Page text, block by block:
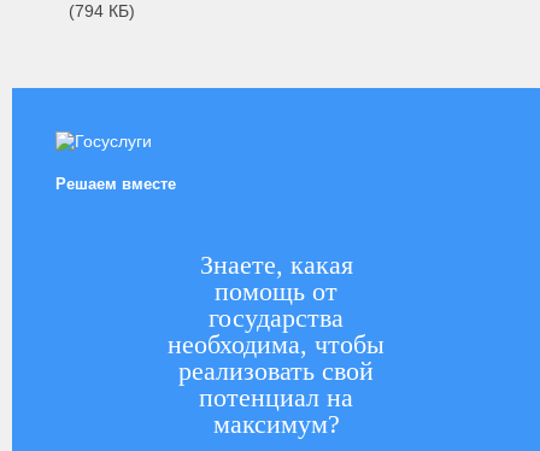
(794 КБ)
Решаем вместе
Знаете, какая
помощь от
государства
необходима, чтобы
реализовать свой
потенциал на
максимум?